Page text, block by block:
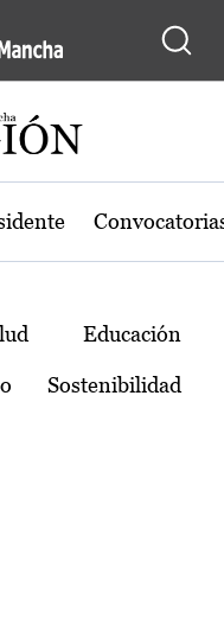
Castilla-La
Educación
Sostenibilidad